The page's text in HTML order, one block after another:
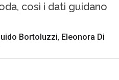
così i dati guidano
Bortoluzzi, Eleonora Di